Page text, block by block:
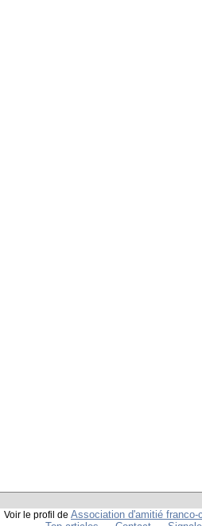
Voir le profil de Association d'amitié franco-